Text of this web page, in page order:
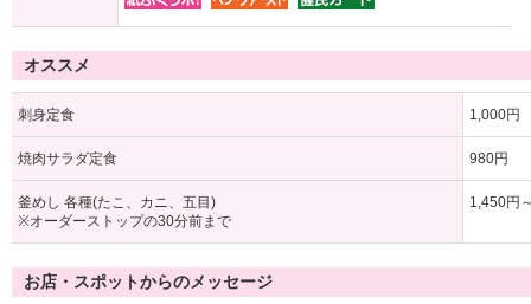
オススメ
刺身定食 1,000円
焼肉サラダ定食 980円
釜めし 各種(たこ、カニ、五目)
※オーダーストップの30分前まで
1,450円
お店・スポットからのメッセージ